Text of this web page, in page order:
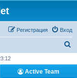
Вход
Регистрация
Active Team